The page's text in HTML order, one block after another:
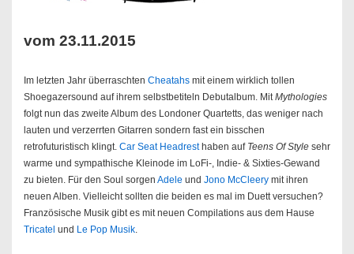
vom 23.11.2015
Im letzten Jahr überraschten Cheatahs mit einem wirklich tollen
Shoegazersound auf ihrem selbstbetiteln Debutalbum. Mit Mythologies
folgt nun das zweite Album des Londoner Quartetts, das weniger nach
lauten und verzerrten Gitarren sondern fast ein bisschen
retrofuturistisch klingt. Car Seat Headresthaben auf Teens Of Style sehr
warme und sympathische Kleinode im LoFi-, Indie- & Sixties-Gewand
zu bieten. Für den Soul sorgen Adele und Jono McCleery mit ihren
neuen Alben. Vielleicht sollten die beiden es mal im Duett versuchen?
Französische Musik gibt es mit neuen Compilations aus dem Hause
Tricatel und Le Pop Musik